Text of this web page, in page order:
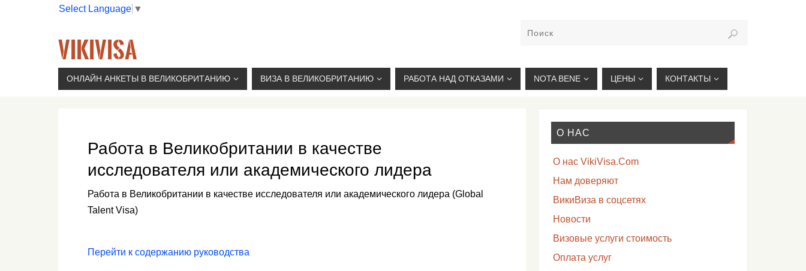
Select Language ▼
VIKIVISA
Г. МОСКВА, 2-Й СЫРОМЯТНИЧЕСКИЙ ПЕР., 11, М. КУРСКАЯ, +7(926)734-03-33, +7(926)274-03-33, VISA@VIKIVISA.RU
ОНЛАЙН АНКЕТЫ В ВЕЛИКОБРИТАНИЮ ВИЗА В ВЕЛИКОБРИТАНИЮ РАБОТА НАД ОТКАЗАМИ NOTA BENE ЦЕНЫ КОНТАКТЫ
Работа в Великобритании в качестве
исследователя или академического лидера
Работа в Великобритании в качестве исследователя или академического лидера (Global
Talent Visa)
Перейти к содержанию руководства
О НАС
О нас VikiVisa.Com
Нам доверяют
ВикиВиза в соцсетях
Новости
Визовые услуги стоимость
Оплата услуг